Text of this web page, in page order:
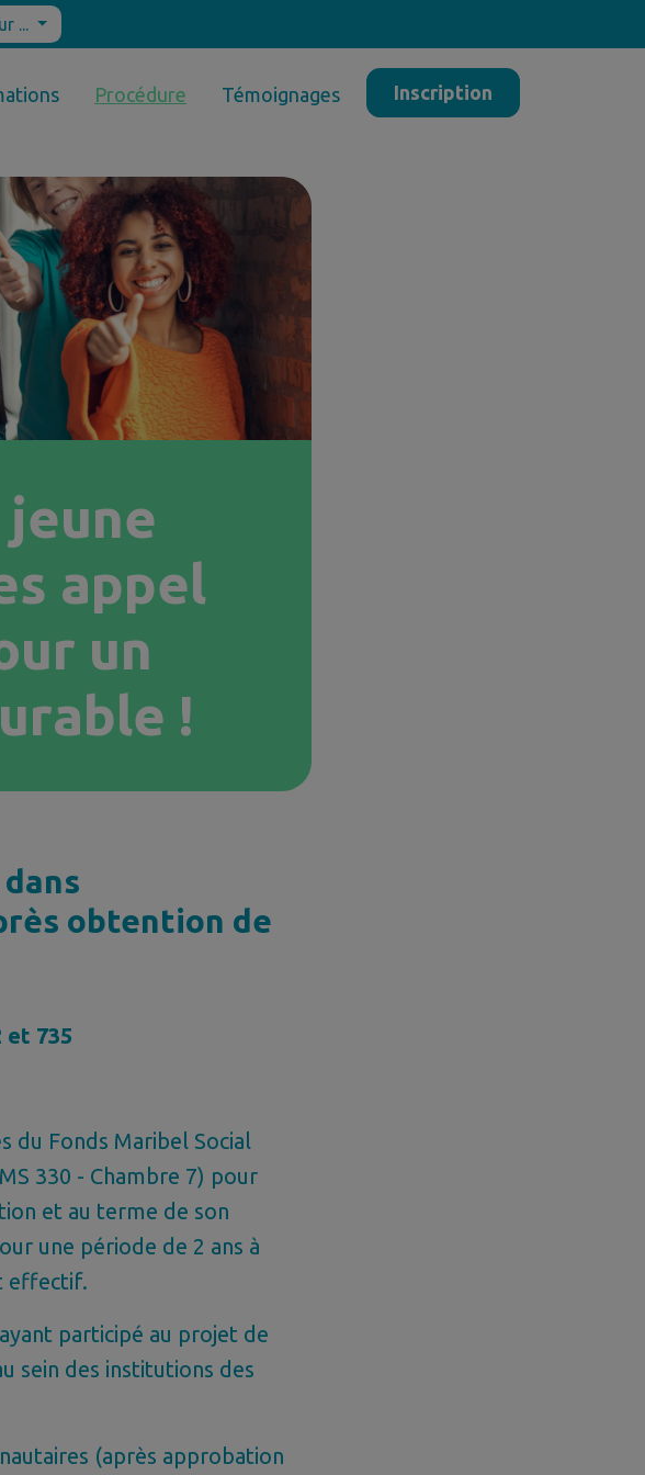
...
Procédure Témoignages Inscription
jeune
appel
un
!
obtention de
et 735
Fonds Maribel Social
330 - Chambre 7) pour
et au terme de son
une période de 2 ans à
effectif.
participé au projet de
sein des institutions des
(après approbation